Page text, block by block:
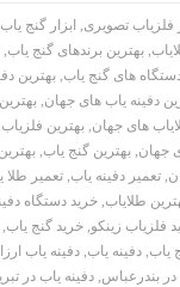
فلزیاب تصویری, ابزار گنج یاب
,بهترین برندهای گنج یاب,
های گنج یاب, بهترین
دفینه یاب های جهان,
های جهان,بهترین فلزیاب
جهان, بهترین گنج یاب,
,تعمیر دفینه یاب,تعمیر طلا
طلایاب,خرید دستگاه
فلزیاب زینکو, خرید گنج یاب,
یاب, دفینه یاب, دفینه یاب
در بندرعباس, دفینه یاب در